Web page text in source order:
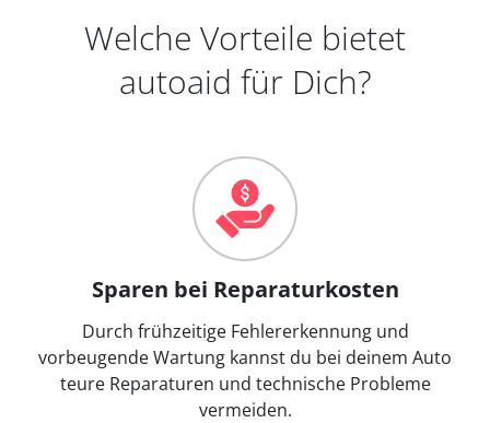
Welche Vorteile bietet
autoaid für Dich?
Sparen bei Reparaturkosten
Durch frühzeitige Fehlererkennung und
vorbeugende Wartung kannst du bei deinem Auto
teure Reparaturen und technische Probleme
vermeiden.